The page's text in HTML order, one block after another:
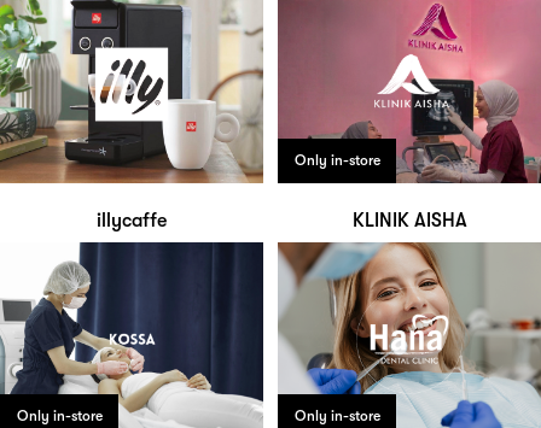
illycaffe
Only in-store
KLINIK AISHA
Only in-store Only in-store